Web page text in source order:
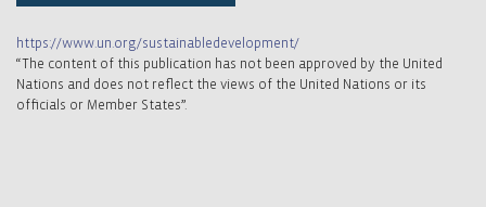
https://www.un.org/sustainabledevelopment/
“The content of this publication has not been approved by the United
Nations and does not reflect the views of the United Nations or its
officials or Member States”.